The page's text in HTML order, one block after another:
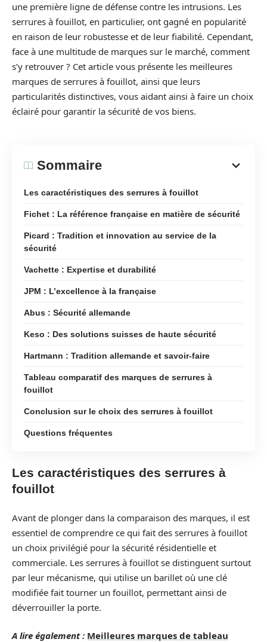
une première ligne de défense contre les intrusions. Les
serrures à fouillot, en particulier, ont gagné en popularité
en raison de leur robustesse et de leur fiabilité. Cependant,
face à une multitude de marques sur le marché, comment
s’y retrouver ? Cet article vous présente les meilleures
marques de serrures à fouillot, ainsi que leurs
particularités distinctives, vous aidant ainsi à faire un choix
éclairé pour garantir la sécurité de vos biens.
Sommaire
Les caractéristiques des serrures à fouillot
Fichet : La référence française en matière de sécurité
Picard : Tradition et innovation au service de la
sécurité
Vachette : Expertise et durabilité
JPM : L’excellence à la française
Abus : Sécurité allemande
Keso : Des solutions suisses de haute sécurité
Hartmann : Tradition allemande et savoir-faire
Tableau comparatif des marques de serrures à
fouillot
Conclusion sur le choix des serrures à fouillot
Questions fréquentes
Les caractéristiques des serrures à
fouillot
Avant de plonger dans la comparaison des marques, il est
essentiel de comprendre ce qui fait des serrures à fouillot
un choix privilégié pour la sécurité résidentielle et
commerciale. Les serrures à fouillot se distinguent surtout
par leur mécanisme, qui utilise un barillet où une clé
modifiée fait tourner un fouillot, permettant ainsi de
déverrouiller la porte.
A lire également : Meilleures marques de tableau